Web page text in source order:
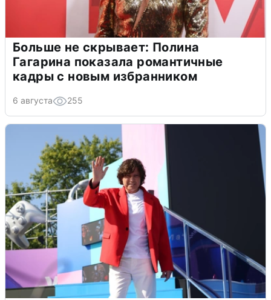
Больше не скрывает: Полина
Гагарина показала романтичные
кадры с новым избранником
6 августа 255